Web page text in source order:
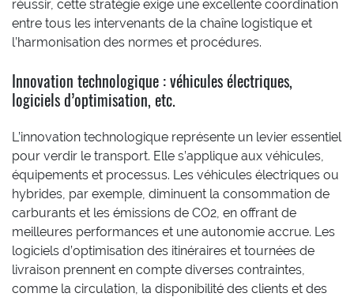
réussir, cette stratégie exige une excellente coordination
entre tous les intervenants de la chaîne logistique et
l’harmonisation des normes et procédures.
Innovation technologique : véhicules électriques,
logiciels d’optimisation, etc.
L’innovation technologique représente un levier essentiel
pour verdir le transport. Elle s’applique aux véhicules,
équipements et processus. Les véhicules électriques ou
hybrides, par exemple, diminuent la consommation de
carburants et les émissions de CO2, en offrant de
meilleures performances et une autonomie accrue. Les
logiciels d’optimisation des itinéraires et tournées de
livraison prennent en compte diverses contraintes,
comme la circulation, la disponibilité des clients et des